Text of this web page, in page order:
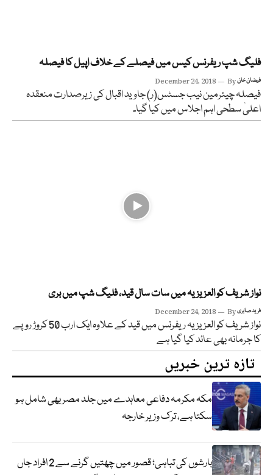
فلیگ شپ ریفرنس کیس میں فیصلے کے خلاف اپیل کا فیصلہ
December 24, 2018 Byفیضان خان
فیصلہ چیئرمین نیب جسٹس(ر) جاوید اقبال کی زیرصدارت منعقدہ
اعلیٰ سطحی اہم اجلاس میں کیا گیا۔
نواز شریف کو العزیزیہ میں سات سال قید، فلیگ شپ میں بری
December 24, 2018 Byفرید صابری
نواز شریف کو العزیزیہ ریفرنس میں قید کے علاوہ ایک ارب 50 کروڑ روپے
کا جرمانہ بھی عائد کیا گیا ہے
تازہ ترین خبریں
مکہ مکرمہ دفاعی معاہدے میں جلد مصر بھی شامل ہو
سکتا ہے، ترک وزیر خارجہ
بارشوں کی تباہی؛ قصور میں چھتیں گرنے سے 2 افراد جاں